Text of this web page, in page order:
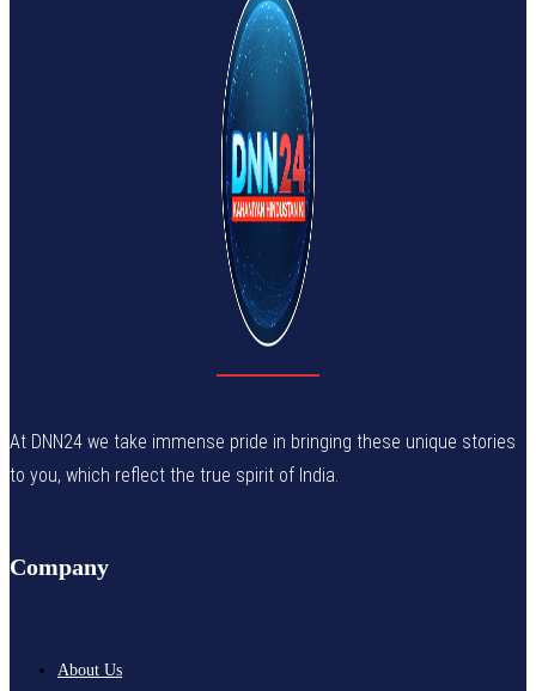
At DNN24 we take immense pride in bringing these unique stories
to you, which reflect the true spirit of India.
Company
About Us